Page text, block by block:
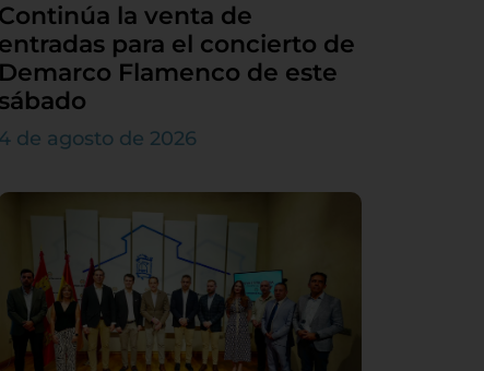
Continúa la venta de
entradas para el concierto de
Demarco Flamenco de este
sábado
4 de agosto de 2026